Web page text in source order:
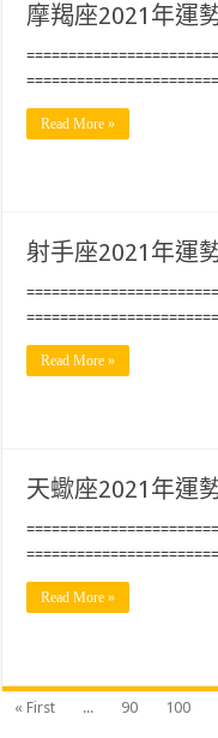
摩羯座2021年運
Read More »
射手座2021年運
Read More »
天蠍座2021年運
Read More »
« First ... 90 100